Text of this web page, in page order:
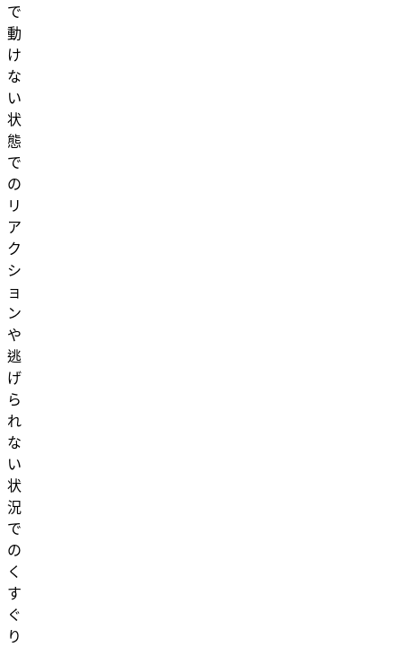
で
動
け
な
い
状
態
で
の
リ
ア
ク
シ
ョ
ン
や
逃
げ
ら
れ
な
い
状
況
で
の
く
す
ぐ
り